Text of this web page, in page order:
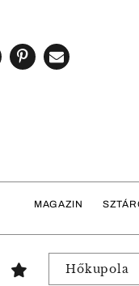
MAGAZIN
Hőkupola